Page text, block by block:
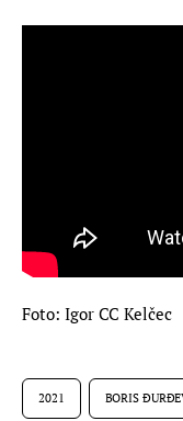
Foto: Igor CC Kelčec
2021 BORIS